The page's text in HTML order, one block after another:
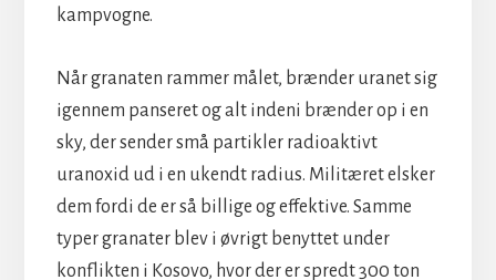
kampvogne.
Når granaten rammer målet, brænder uranet sig
igennem panseret og alt indeni brænder op i en
sky, der sender små partikler radioaktivt
uranoxid ud i en ukendt radius. Militæret elsker
dem fordi de er så billige og effektive. Samme
typer granater blev i øvrigt benyttet under
konflikten i Kosovo, hvor der er spredt 300 ton